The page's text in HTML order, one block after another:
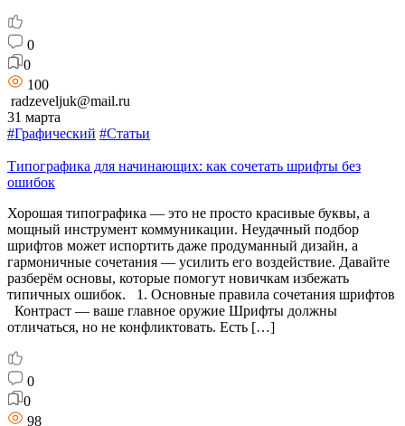
0
0
100
radzeveljuk@mail.ru
31 марта
#Графический #Статьи
Типографика для начинающих: как сочетать шрифты без
ошибок
Хорошая типографика — это не просто красивые буквы, а
мощный инструмент коммуникации. Неудачный подбор
шрифтов может испортить даже продуманный дизайн, а
гармоничные сочетания — усилить его воздействие. Давайте
разберём основы, которые помогут новичкам избежать
типичных ошибок. 1. Основные правила сочетания шрифтов
Контраст — ваше главное оружие Шрифты должны
отличаться, но не конфликтовать. Есть […]
0
0
98